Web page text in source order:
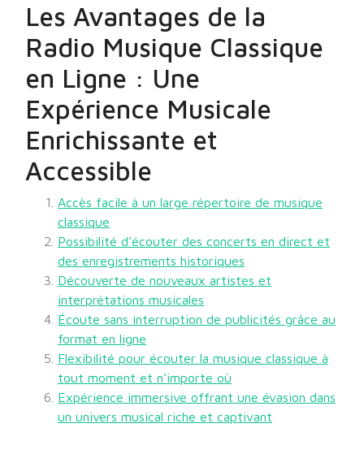
Les Avantages de la
Radio Musique Classique
en Ligne : Une
Expérience Musicale
Enrichissante et
Accessible
Accès facile à un large répertoire de musique
classique
Possibilité d’écouter des concerts en direct et
des enregistrements historiques
Découverte de nouveaux artistes et
interprétations musicales
Écoute sans interruption de publicités grâce au
format en ligne
Flexibilité pour écouter la musique classique à
tout moment et n’importe où
Expérience immersive offrant une évasion dans
un univers musical riche et captivant